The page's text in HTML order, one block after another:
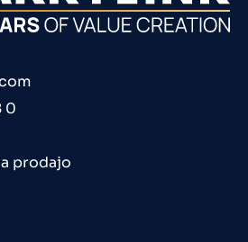
prodajo
0